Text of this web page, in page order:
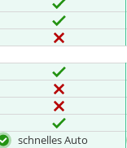
schnelles Auto